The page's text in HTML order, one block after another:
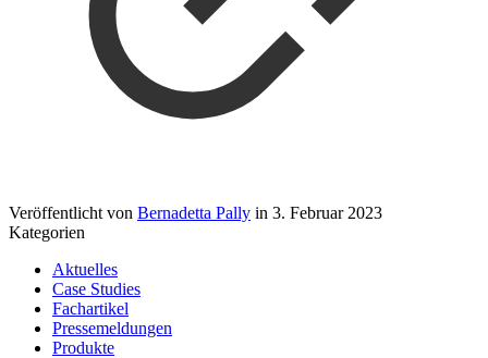
Veröffentlicht von Bernadetta Pally in 3. Februar 2023
Kategorien
Aktuelles
Case Studies
Fachartikel
Pressemeldungen
Produkte